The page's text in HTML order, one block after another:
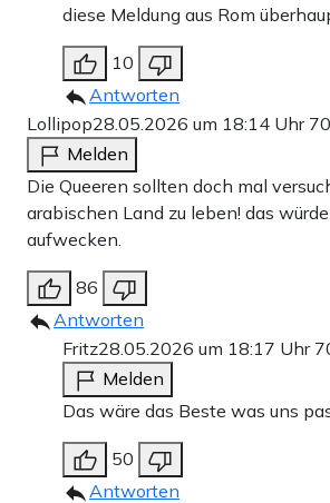
diese Meldung aus Rom
10
Antworten
Lollipop28.05.2026 um 18:14 Uhr
Melden
Die Queeren sollten doch mal
arabischen Land zu leben! das
aufwecken.
86
Antworten
Fritz28.05.2026 um 18:17 Uhr
Melden
Das wäre das Beste was uns
50
Antworten